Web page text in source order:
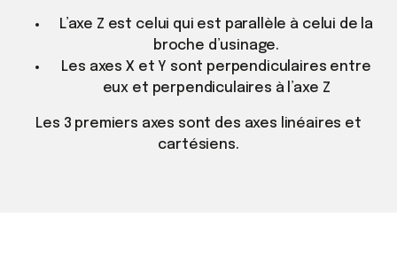
L’axe Z est celui qui est parallèle à celui de la
broche d’usinage.
Les axes X et Y sont perpendiculaires entre
eux et perpendiculaires à l’axe Z
Les 3 premiers axes sont des axes linéaires et
cartésiens.